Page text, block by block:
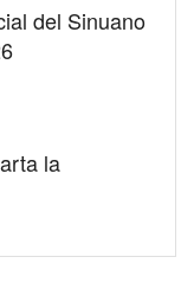
del Sinuano
la